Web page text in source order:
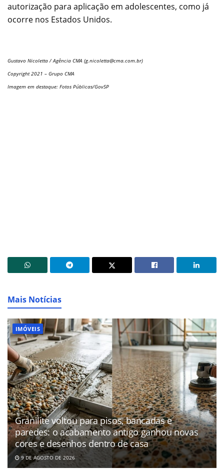
autorização para aplicação em adolescentes, como já
ocorre nos Estados Unidos.
Gustavo Nicoletta / Agência CMA (g.nicoletta@cma.com.br)
Copyright 2021 – Grupo CMA
Imagem em destaque: Fotos Públicas/GovSP
Mais Notícias
IMÓVEIS
Granilite voltou para pisos, bancadas e
paredes: o acabamento antigo ganhou novas
cores e desenhos dentro de casa
9 DE AGOSTO DE 2026